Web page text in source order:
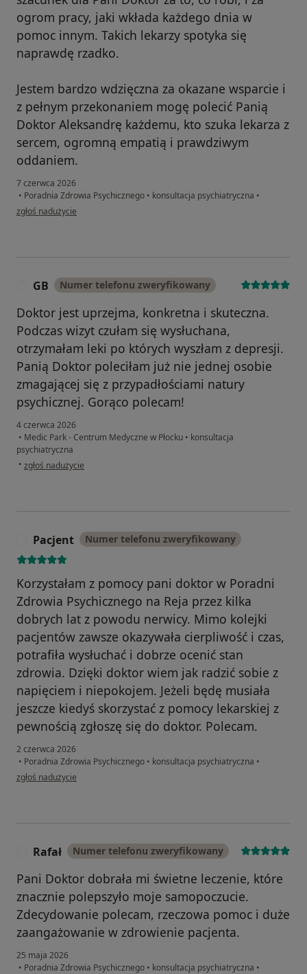
ogrom pracy, jaki wkłada każdego dnia w
pomoc innym. Takich lekarzy spotyka się
naprawdę rzadko.
Jestem bardzo wdzięczna za okazane wsparcie i
z pełnym przekonaniem mogę polecić Panią
Doktor Aleksandrę każdemu, kto szuka lekarza z
sercem, ogromną empatią i prawdziwym
oddaniem.
7 czerwca 2026
• Poradnia Zdrowia Psychicznego • konsultacja psychiatryczna •
w opinii użytkownika Agata
zgłoś nadużycie
GB Numer telefonu zweryfikowany
Doktor jest uprzejma, konkretna i skuteczna.
Podczas wizyt czułam się wysłuchana,
otrzymałam leki po których wyszłam z depresji.
Panią Doktor poleciłam już nie jednej osobie
zmagającej się z przypadłościami natury
psychicznej. Gorąco polecam!
4 czerwca 2026
• Medic Park - Centrum Medyczne w Płocku • konsultacja
psychiatryczna
• w opinii użytkownika GB
zgłoś nadużycie
Pacjent Numer telefonu zweryfikowany
Korzystałam z pomocy pani doktor w Poradni
Zdrowia Psychicznego na Reja przez kilka
dobrych lat z powodu nerwicy. Mimo kolejki
pacjentów zawsze okazywała cierpliwość i czas,
potrafiła wysłuchać i dobrze ocenić stan
zdrowia. Dzięki doktor wiem jak radzić sobie z
napięciem i niepokojem. Jeżeli będę musiała
jeszcze kiedyś skorzystać z pomocy lekarskiej z
pewnością zgłoszę się do doktor. Polecam.
2 czerwca 2026
• Poradnia Zdrowia Psychicznego • konsultacja psychiatryczna •
w opinii użytkownika Pacjent
zgłoś nadużycie
Rafał Numer telefonu zweryfikowany
Pani Doktor dobrała mi świetne leczenie, które
znacznie polepszyło moje samopoczucie.
Zdecydowanie polecam, rzeczowa pomoc i duże
zaangażowanie w zdrowienie pacjenta.
25 maja 2026
• Poradnia Zdrowia Psychicznego • konsultacja psychiatryczna •